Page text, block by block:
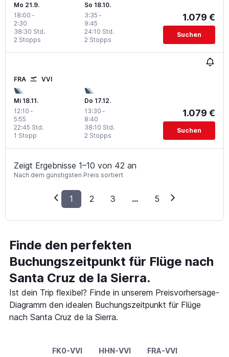
Mo 21.9.
18:00 -
2:30
2 Stopps
38:30 Std.
So 18.10.
3:35 -
9:45
2 Stopps
24:10 Std.
1.079 €
Suchen
FRA VVI
Mi 18.11.
12:10 -
5:55
1 Stopp
22:45 Std.
Do 17.12.
13:30 -
8:40
2 Stopps
38:10 Std.
1.079 €
Suchen
Zeigt Ergebnisse 1–10 von 42 an
Nach dem günstigsten Preis sortiert
1 2 3 ... 5
Finde den perfekten
Buchungszeitpunkt für Flüge nach
Santa Cruz de la Sierra.
Ist dein Trip flexibel? Finde in unserem Preisvorhersage-
Diagramm den idealen Buchungszeitpunkt für Flüge
nach Santa Cruz de la Sierra.
FK0-VVI HHN-VVI FRA-VVI